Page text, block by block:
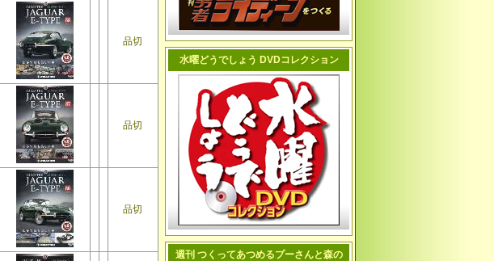
品切
品切
品切
水曜どうでしょう DVDコレクション
週刊 つくってあつめるプーさんと森の